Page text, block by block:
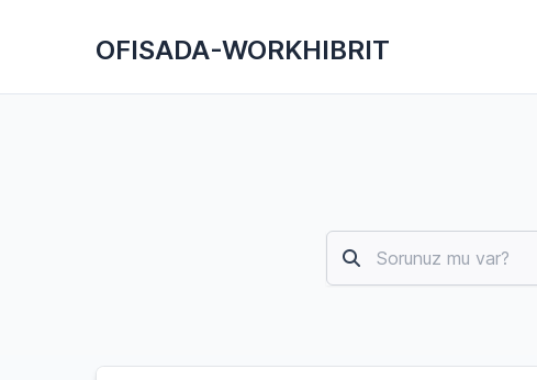
OFISADA-WORKHIBRIT